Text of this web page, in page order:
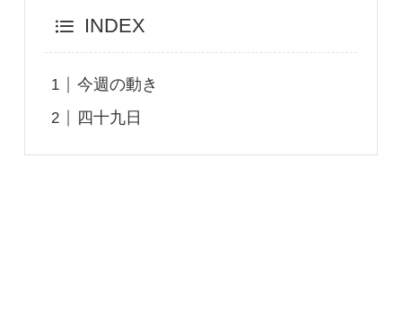
INDEX
今週の動き
四十九日